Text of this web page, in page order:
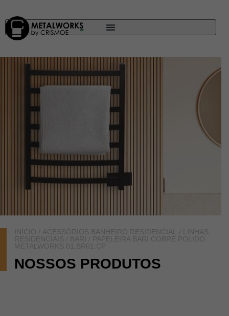
INÍCIO / ACESSÓRIOS BANHEIRO RESIDENCIAL /
LINHAS
RESIDENCIAIS / BARI
/ PAPELEIRA BARI COBRE POLIDO
METALWORKS 01.BR01.CP
NOSSOS PRODUTOS